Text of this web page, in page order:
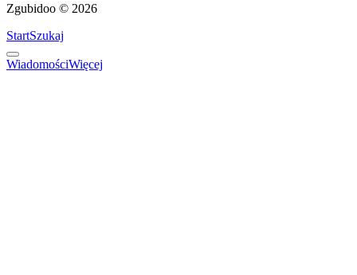
Zgubidoo © 2026
StartSzukaj
WiadomościWięcej